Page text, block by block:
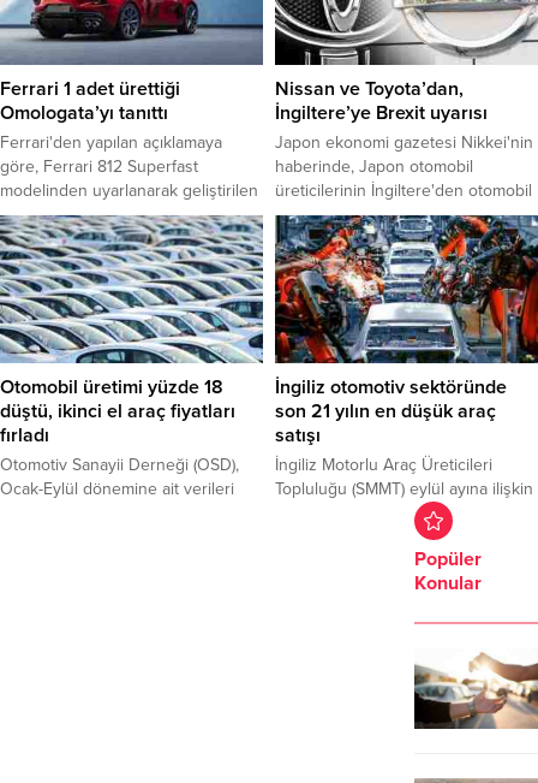
Ferrari 1 adet ürettiği
Omologata’yı tanıttı
Ferrari'den yapılan açıklamaya
göre, Ferrari 812 Superfast
modelinden uyarlanarak geliştirilen
ve tek bir müşteri için tasarlanan
otomobil, eşsizliğiyle dikkati
çekiyor.
Nissan ve Toyota’dan,
İngiltere’ye Brexit uyarısı
Japon ekonomi gazetesi Nikkei'nin
haberinde, Japon otomobil
üreticilerinin İngiltere'den otomobil
ithalatına yüzde 10 ek AB gümrük
vergisine hazırlandığı, üreticilerin
İngiliz hükümetinden bu ilave ek
gümrük masraflarını ödemesini
talep ettiği bildirildi.
Otomobil üretimi yüzde 18
düştü, ikinci el araç fiyatları
fırladı
Otomotiv Sanayii Derneği (OSD),
Ocak-Eylül dönemine ait verileri
İngiliz otomotiv sektöründe
son 21 yılın en düşük araç
satışı
İngiliz Motorlu Araç Üreticileri
Topluluğu (SMMT) eylül ayına ilişkin
araç satış verilerini açıkladı. Buna
göre ülkede eylül ayında aylık
bazda toplam araç satışı yüzde 4,4
azalarak 328 bin 41’e geriledi.
Popüler
Konular